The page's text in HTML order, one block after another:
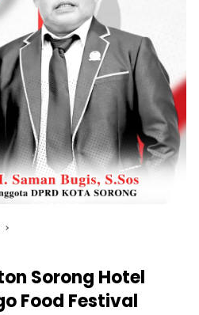
Sorong Hotel
Food Festival